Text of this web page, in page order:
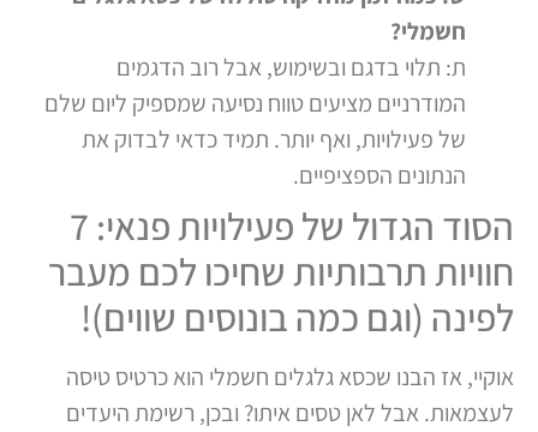
חשמלי?
ת: תלוי בדגם ובשימוש, אבל רוב הדגמים
המודרניים מציעים טווח נסיעה שמספיק ליום שלם
של פעילויות, ואף יותר. תמיד כדאי לבדוק את
הנתונים הספציפיים.
הסוד הגדול של פעילויות פנאי: 7
חוויות תרבותיות שחיכו לכם מעבר
לפינה (וגם כמה בונוסים שווים)!
אוקיי, אז הבנו שכסא גלגלים חשמלי הוא כרטיס טיסה
לעצמאות. אבל לאן טסים איתו? ובכן, רשימת היעדים